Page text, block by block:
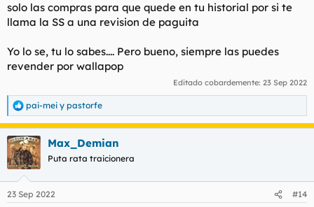
solo las compras para que quede en tu historial por si te
llama la SS a una revision de paguita
Yo lo se, tu lo sabes.... Pero bueno, siempre las puedes
revender por wallapop
Editado cobardemente: 23 Sep 2022
R
e
a
c
c
i
e
pai-mei y pastorfe
Max_Demian
Puta rata traicionera
23 Sep 2022 #14